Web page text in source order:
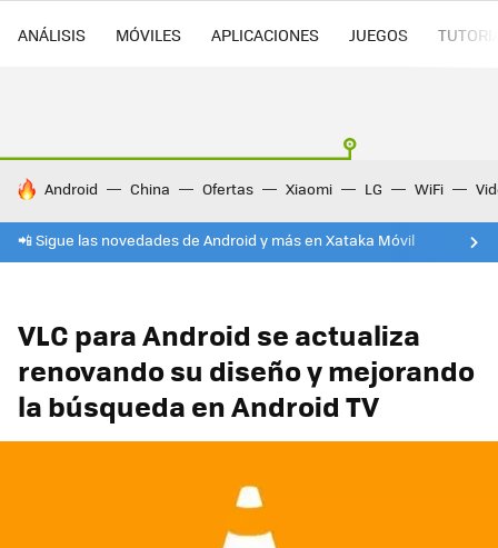
ANÁLISIS MÓVILES APLICACIONES JUEGOS
HOY SE HABLA DE
Android China Ofertas Xiaomi LG WiFi
📲 Sigue las novedades de Android y más en Xataka Móvil
VLC para Android se actualiza
renovando su diseño y mejorando
la búsqueda en Android TV